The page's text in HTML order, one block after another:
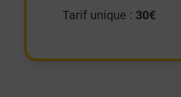
Tarif unique : 30€